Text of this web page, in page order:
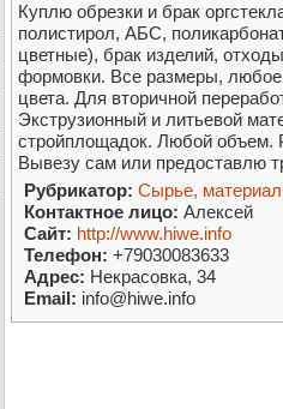
Куплю обрезки и брак
полистирол, АБС,
цветные), брак изделий,
формовки. Все размеры,
цвета. Для вторичной
Экструзионный и литьевой
стройплощадок. Любой
Вывезу сам или предоставлю
Рубрикатор: Сырье,
Контактное лицо: Алексей
Сайт: http://www.hiwe.info
Телефон: +79030083633
Адрес: Некрасовка, 34
Email: info@hiwe.info